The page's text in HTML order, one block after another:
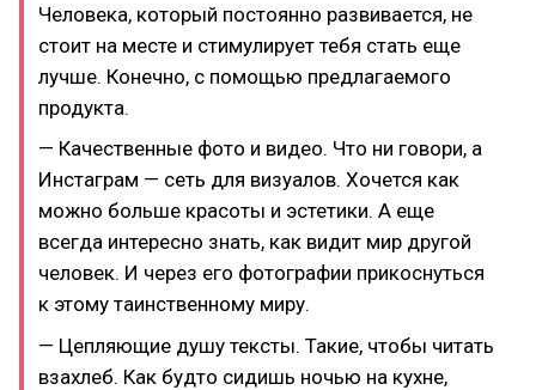
Человека, который постоянно развивается, не
стоит на месте и стимулирует тебя стать еще
лучше. Конечно, с помощью предлагаемого
продукта.
— Качественные фото и видео. Что ни говори, а
Инстаграм — сеть для визуалов. Хочется как
можно больше красоты и эстетики. А еще
всегда интересно знать, как видит мир другой
человек. И через его фотографии прикоснуться
к этому таинственному миру.
— Цепляющие душу тексты. Такие, чтобы читать
взахлеб. Как будто сидишь ночью на кухне,